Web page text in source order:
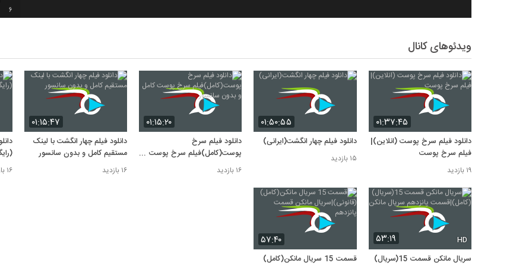
6
8
ویدئوهای کانال
۰۱:۳۷:۴۵
دانلود فیلم سرخ پوست (انلاین)|
فیلم سرخ پوست
۱۹ بازدید
۰۱:۵۰:۵۵
دانلود فیلم چهار انگشت(ایرانی)
۱۵ بازدید
۰۱:۱۵:۲۰
دانلود فیلم سرخ
پوست(کامل)فیلم سرخ پوست
کامل و بدون سانسور
۱۶ بازدید
۰۱:۱۵:۴۷
دانلود فیلم چهار انگشت با لینک
مستقیم کامل و بدون سانسور
۱۶ بازدید ۱۶ بازدید
۵۳:۱۹ HD
سریال مانکن قسمت 15(سریال)
۵۷:۴۰
قسمت 15 سریال مانکن(کامل)